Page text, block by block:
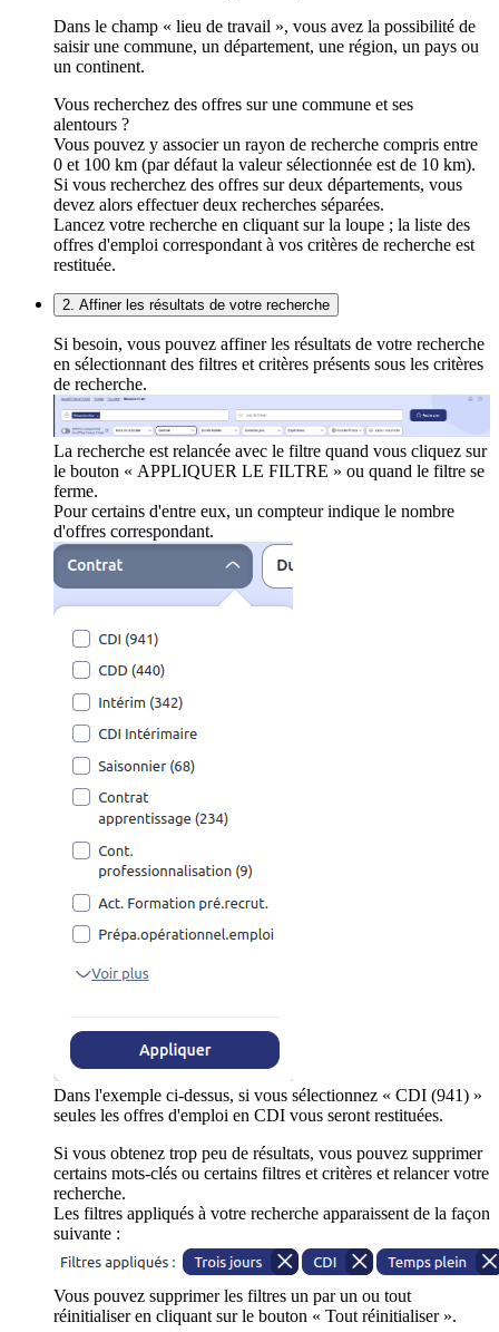
Dans le champ « lieu de travail », vous avez la possibilité de
saisir une commune, un département, une région, un pays ou
un continent.
Vous recherchez des offres sur une commune et ses
alentours ?
Vous pouvez y associer un rayon de recherche compris entre
0 et 100 km (par défaut la valeur sélectionnée est de 10 km).
Si vous recherchez des offres sur deux départements, vous
devez alors effectuer deux recherches séparées.
Lancez votre recherche en cliquant sur la loupe ; la liste des
offres d'emploi correspondant à vos critères de recherche est
restituée.
2. Affiner les résultats de votre recherche
Si besoin, vous pouvez affiner les résultats de votre recherche
en sélectionnant des filtres et critères présents sous les critères
de recherche.
La recherche est relancée avec le filtre quand vous cliquez sur
le bouton « APPLIQUER LE FILTRE » ou quand le filtre se
ferme.
Pour certains d'entre eux, un compteur indique le nombre
d'offres correspondant.
Dans l'exemple ci-dessus, si vous sélectionnez « CDI (941) »
seules les offres d'emploi en CDI vous seront restituées.
Si vous obtenez trop peu de résultats, vous pouvez supprimer
certains mots-clés ou certains filtres et critères et relancer votre
recherche.
Les filtres appliqués à votre recherche apparaissent de la façon
suivante :
Vous pouvez supprimer les filtres un par un ou tout
réinitialiser en cliquant sur le bouton « Tout réinitialiser ».